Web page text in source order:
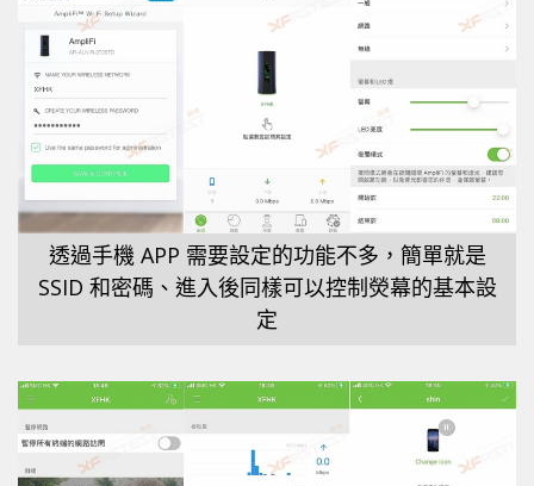
透過手機 APP 需要設定的功能不多，簡單就是
SSID 和密碼、進入後同樣可以控制熒幕的基本設
定